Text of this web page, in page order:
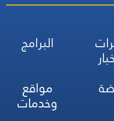
البرامج
مواقع
وخدمات